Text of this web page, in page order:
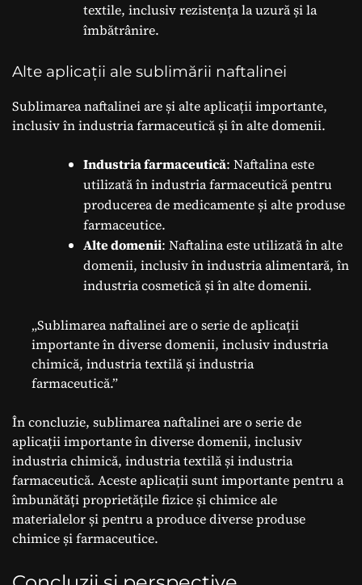
textile, inclusiv rezistența la uzură și la
îmbătrânire.
Alte aplicații ale sublimării naftalinei
Sublimarea naftalinei are și alte aplicații importante,
inclusiv în industria farmaceutică și în alte domenii.
Industria farmaceutică: Naftalina este
utilizată în industria farmaceutică pentru
producerea de medicamente și alte produse
farmaceutice.
Alte domenii: Naftalina este utilizată în alte
domenii, inclusiv în industria alimentară, în
industria cosmetică și în alte domenii.
„Sublimarea naftalinei are o serie de aplicații
importante în diverse domenii, inclusiv industria
chimică, industria textilă și industria
farmaceutică.”
În concluzie, sublimarea naftalinei are o serie de
aplicații importante în diverse domenii, inclusiv
industria chimică, industria textilă și industria
farmaceutică. Aceste aplicații sunt importante pentru a
îmbunătăți proprietățile fizice și chimice ale
materialelor și pentru a produce diverse produse
chimice și farmaceutice.